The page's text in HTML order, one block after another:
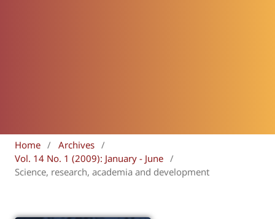
Home / Archives /
Vol. 14 No. 1 (2009): January - June /
Science, research, academia and development